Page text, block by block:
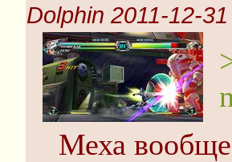
Dolphin 2011-12-
Меха